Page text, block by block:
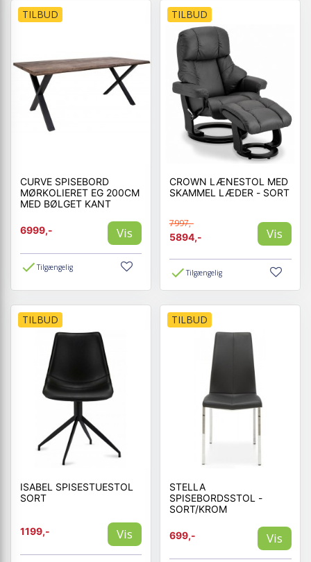
TILBUD
CURVE SPISEBORD
MØRKOLIERET EG 200CM
MED BØLGET KANT
6999,- Vis
Tilgængelig
TILBUD
CROWN LÆNESTOL MED
SKAMMEL LÆDER - SORT
7997,-
5894,-
Vis
Tilgængelig
TILBUD
ISABEL SPISESTUESTOL
SORT
1199,- Vis
TILBUD
STELLA
SPISEBORDSSTOL -
SORT/KROM
699,- Vis